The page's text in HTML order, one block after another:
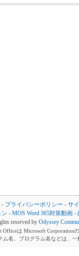
- プライバシーポリシー - サ
ン -MOS Word 365対策動画 -
reserved by Odyssey
Officeは Microsoft Corporation
ム名、プログラム名などは、